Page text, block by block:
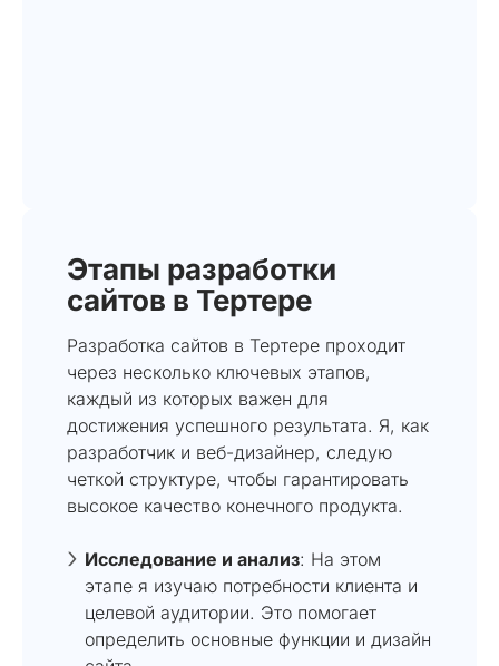
Этапы разработки
сайтов в Тертере
Разработка сайтов в Тертере проходит
через несколько ключевых этапов,
каждый из которых важен для
достижения успешного результата. Я, как
разработчик и веб-дизайнер, следую
четкой структуре, чтобы гарантировать
высокое качество конечного продукта.
Исследование и анализ: На этом
этапе я изучаю потребности клиента и
целевой аудитории. Это помогает
определить основные функции и дизайн